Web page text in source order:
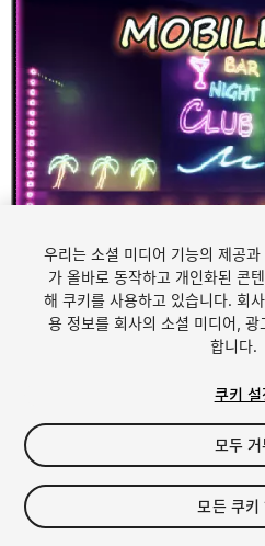
1/4
FREE
in the past week
우리는 소셜 미디어 기능의 제공
가 올바로 동작하고 개인화된 콘
해 쿠키를 사용하고 있습니다. 회
용 정보를 회사의 소셜 미디어,
합니다.
쿠키 설
모두
모든 쿠키